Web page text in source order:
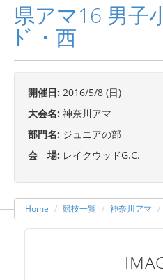
県アマ16 男子
ﾄﾞ・西
開催日: 2016/5/8 (日)
大会名: 神奈川アマ
部門名: ジュニアの部
会 場: レイクウッドG.C.
Home 競技一覧 神奈川アマ